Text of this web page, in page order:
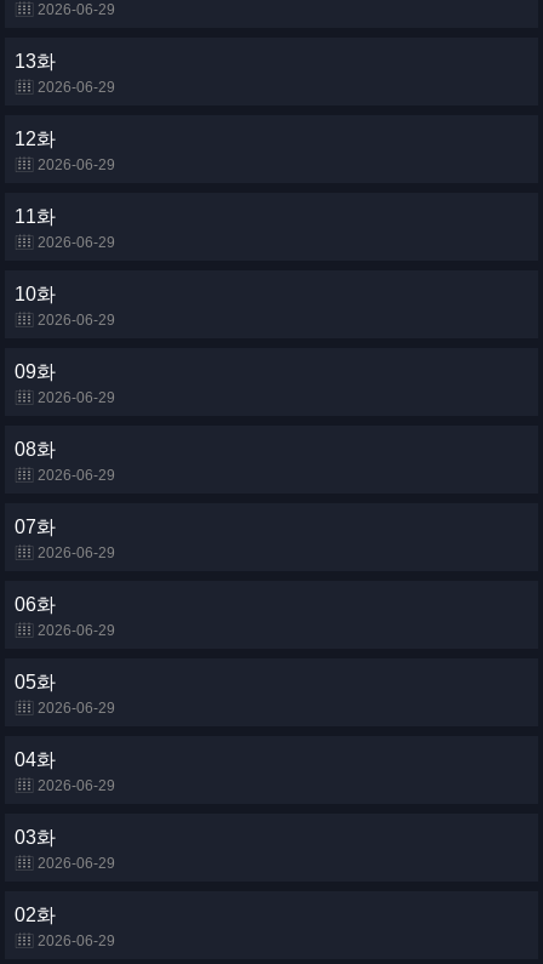
2026-06-29
13화
2026-06-29
12화
2026-06-29
11화
2026-06-29
10화
2026-06-29
09화
2026-06-29
08화
2026-06-29
07화
2026-06-29
06화
2026-06-29
05화
2026-06-29
04화
2026-06-29
03화
2026-06-29
02화
2026-06-29